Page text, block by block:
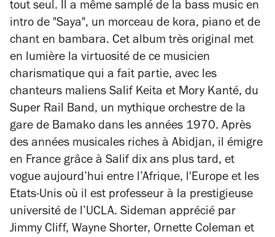
tout seul. Il a même samplé de la bass music en
intro de "Saya", un morceau de kora, piano et de
chant en bambara. Cet album très original met
en lumière la virtuosité de ce musicien
charismatique qui a fait partie, avec les
chanteurs maliens Salif Keita et Mory Kanté, du
Super Rail Band, un mythique orchestre de la
gare de Bamako dans les années 1970. Après
des années musicales riches à Abidjan, il émigre
en France grâce à Salif dix ans plus tard, et
vogue aujourd’hui entre l’Afrique, l'Europe et les
Etats-Unis où il est professeur à la prestigieuse
université de l’UCLA. Sideman apprécié par
Jimmy Cliff, Wayne Shorter, Ornette Coleman et